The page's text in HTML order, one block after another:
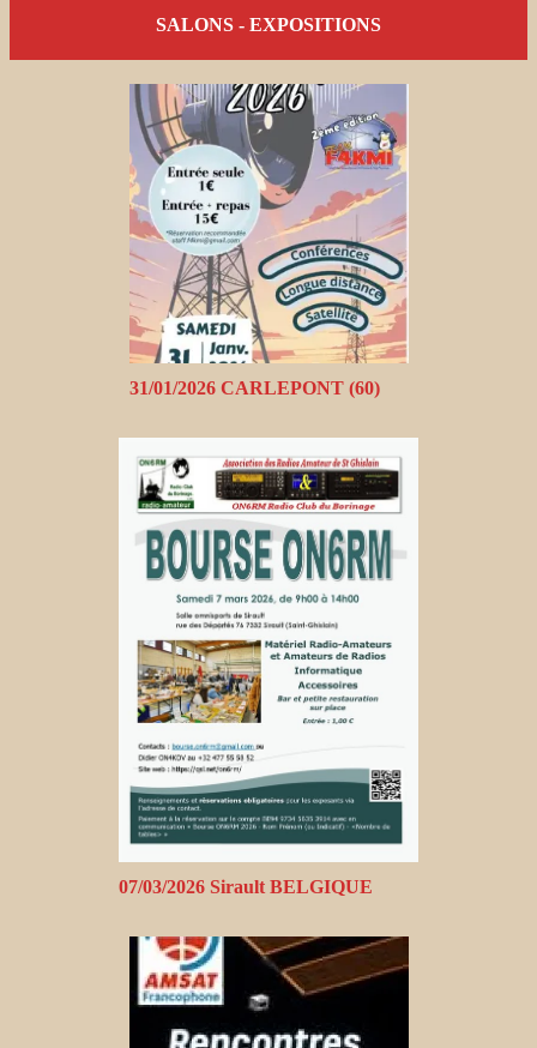
SALONS - EXPOSITIONS
31/01/2026 CARLEPONT (60)
07/03/2026 Sirault BELGIQUE